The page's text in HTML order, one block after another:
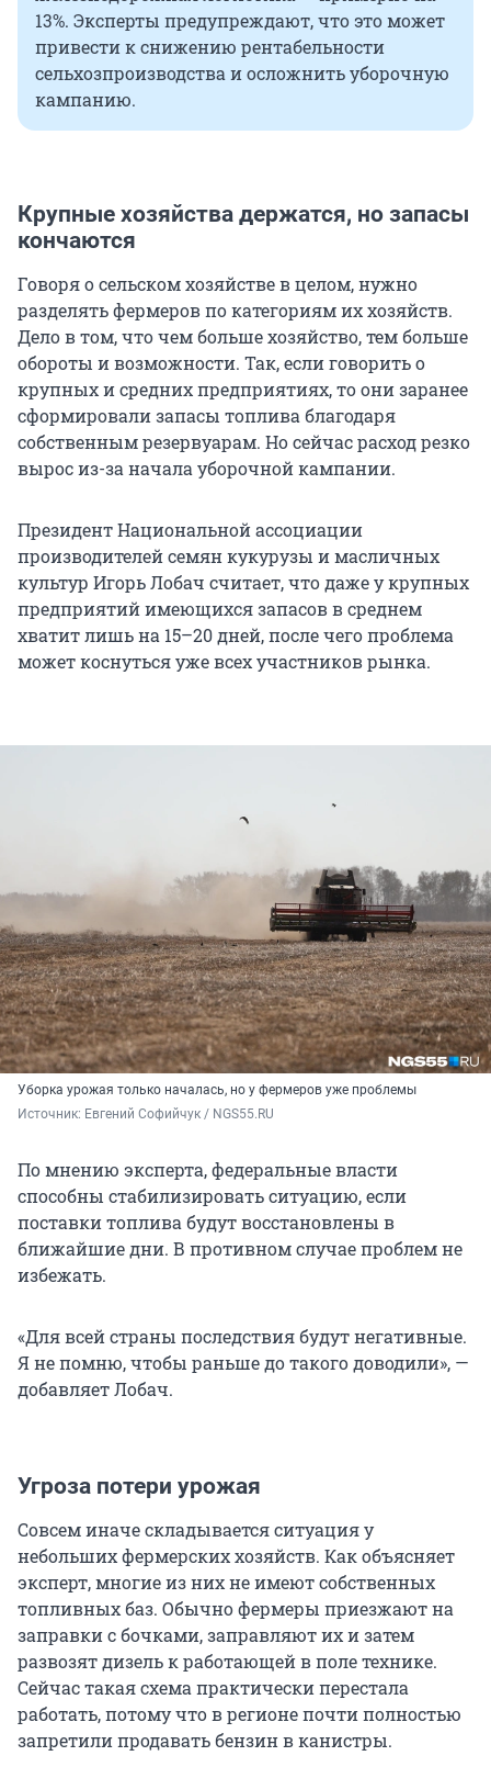
13%. Эксперты предупреждают, что это может
привести к снижению рентабельности
сельхозпроизводства и осложнить уборочную
кампанию.
Крупные хозяйства держатся, но запасы
кончаются
Говоря о сельском хозяйстве в целом, нужно
разделять фермеров по категориям их хозяйств.
Дело в том, что чем больше хозяйство, тем больше
обороты и возможности. Так, если говорить о
крупных и средних предприятиях, то они заранее
сформировали запасы топлива благодаря
собственным резервуарам. Но сейчас расход резко
вырос из-за начала уборочной кампании.
Президент Национальной ассоциации
производителей семян кукурузы и масличных
культур Игорь Лобач считает, что даже у крупных
предприятий имеющихся запасов в среднем
хватит лишь на 15–20 дней, после чего проблема
может коснуться уже всех участников рынка.
Уборка урожая только началась, но у фермеров уже проблемы
Источник: Евгений Софийчук / NGS55.RU
По мнению эксперта, федеральные власти
способны стабилизировать ситуацию, если
поставки топлива будут восстановлены в
ближайшие дни. В противном случае проблем не
избежать.
«Для всей страны последствия будут негативные.
Я не помню, чтобы раньше до такого доводили», —
добавляет Лобач.
Угроза потери урожая
Совсем иначе складывается ситуация у
небольших фермерских хозяйств. Как объясняет
эксперт, многие из них не имеют собственных
топливных баз. Обычно фермеры приезжают на
заправки с бочками, заправляют их и затем
развозят дизель к работающей в поле технике.
Сейчас такая схема практически перестала
работать, потому что в регионе почти полностью
запретили продавать бензин в канистры.